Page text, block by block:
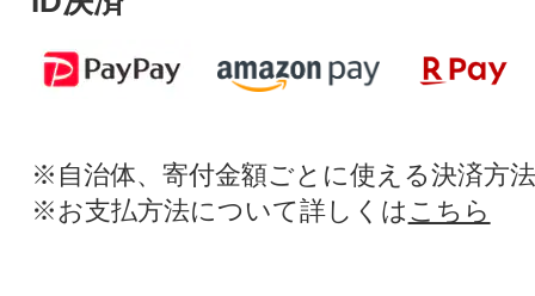
※自治体、寄付金額ごとに使える決済方
※お支払方法について詳しくは こちら